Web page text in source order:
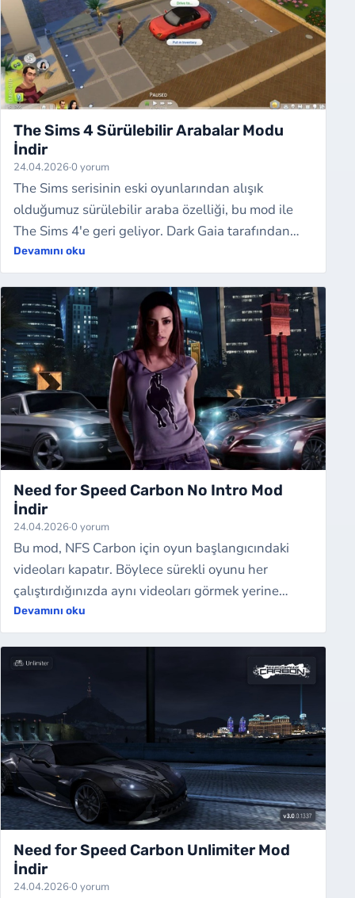
The Sims 4 Sürülebilir Arabalar Modu
İndir
24.04.2026·0 yorum
The Sims serisinin eski oyunlarından alışık
olduğumuz sürülebilir araba özelliği, bu mod ile
The Sims 4'e geri geliyor. Dark Gaia tarafından
hazırlanan bu mod, Sims'lerinize gerçek…
Devamını oku
Need for Speed Carbon No Intro Mod
İndir
24.04.2026·0 yorum
Bu mod, NFS Carbon için oyun başlangıcındaki
videoları kapatır. Böylece sürekli oyunu her
çalıştırdığınızda aynı videoları görmek yerine
direkt oyuna odaklanabilirsiniz. Küçük bir…
Devamını oku
Need for Speed Carbon Unlimiter Mod
İndir
24.04.2026·0 yorum